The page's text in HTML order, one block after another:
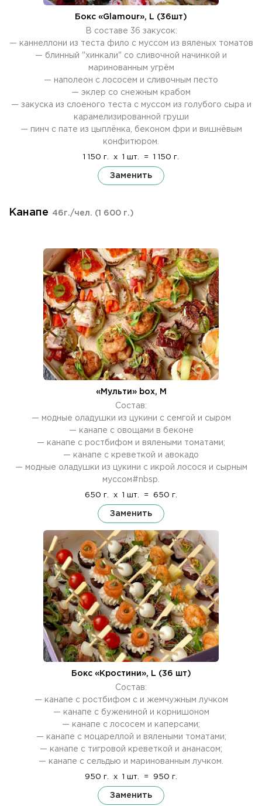
Бокс «Glamour», L (36шт)
В составе 36 закусок:
— каннеллони из теста фило с муссом из вяленых томатов
— блинный "хинкали" со сливочной начинкой и
маринованным угрём
— наполеон с лососем и сливочным песто
— эклер со снежным крабом
— закуска из слоеного теста с муссом из голубого сыра и
карамелизированной груши
— пинч с пате из цыплёнка, беконом фри и вишнёвым
конфитюром.
1 150 г. x 1 шт. = 1 150 г.
Заменить
Канапе 46г./чел. (1 600 г.)
«Мульти» box, М
Состав:
— модные оладушки из цукини с семгой и сыром
— канапе с овощами в беконе
— канапе с ростбифом и вялеными томатами;
— канапе с креветкой и авокадо
— модные оладушки из цукини с икрой лосося и сырным
муссом#nbsp.
650 г. x 1 шт. = 650 г.
Заменить
Бокс «Кростини», L (36 шт)
Состав:
— канапе с ростбифом с и жемчужным лучком
— канапе с бужениной и корнишоном
— канапе с лососем и каперсами;
— канапе с моцареллой и вялеными томатами;
— канапе с тигровой креветкой и ананасом;
— канапе с сельдью и маринованным лучком.
950 г. x 1 шт. = 950 г.
Заменить